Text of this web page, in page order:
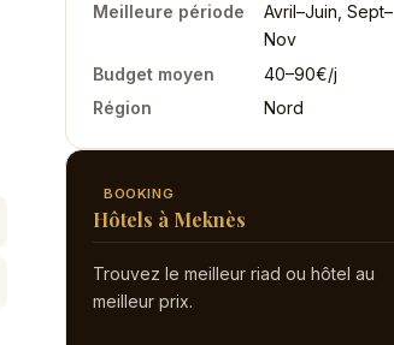
Meilleure période
Avril–Juin, Sept–
Nov
Budget moyen
40–90€/j
Région
Nord
BOOKING
Hôtels à Meknès
Trouvez le meilleur riad ou hôtel au
meilleur prix.